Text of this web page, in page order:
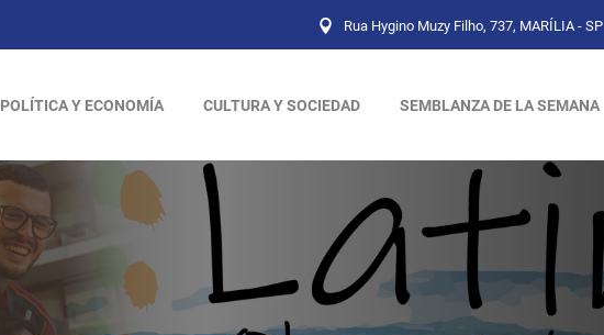
Rua Hygino Muzy Filho, 737, MARÍLIA - SP
POLÍTICA Y ECONOMÍA CULTURA Y SOCIEDAD SEMBLANZA DE LA SEMANA